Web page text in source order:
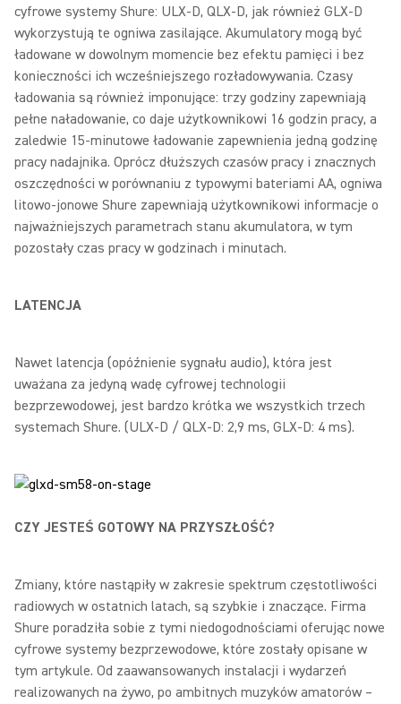
cyfrowe systemy Shure: ULX-D, QLX-D, jak również GLX-D
wykorzystują te ogniwa zasilające. Akumulatory mogą być
ładowane w dowolnym momencie bez efektu pamięci i bez
konieczności ich wcześniejszego rozładowywania. Czasy
ładowania są również imponujące: trzy godziny zapewniają
pełne naładowanie, co daje użytkownikowi 16 godzin pracy, a
zaledwie 15-minutowe ładowanie zapewnienia jedną godzinę
pracy nadajnika. Oprócz dłuższych czasów pracy i znacznych
oszczędności w porównaniu z typowymi bateriami AA, ogniwa
litowo-jonowe Shure zapewniają użytkownikowi informacje o
najważniejszych parametrach stanu akumulatora, w tym
pozostały czas pracy w godzinach i minutach.
LATENCJA
Nawet latencja (opóźnienie sygnału audio), która jest
uważana za jedyną wadę cyfrowej technologii
bezprzewodowej, jest bardzo krótka we wszystkich trzech
systemach Shure. (ULX-D / QLX-D: 2,9 ms, GLX-D: 4 ms).
CZY JESTEŚ GOTOWY NA PRZYSZŁOŚĆ?
Zmiany, które nastąpiły w zakresie spektrum częstotliwości
radiowych w ostatnich latach, są szybkie i znaczące. Firma
Shure poradziła sobie z tymi niedogodnościami oferując nowe
cyfrowe systemy bezprzewodowe, które zostały opisane w
tym artykule. Od zaawansowanych instalacji i wydarzeń
realizowanych na żywo, po ambitnych muzyków amatorów –